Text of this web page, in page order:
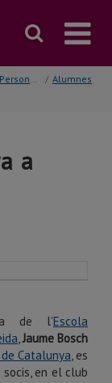
/ Alumnes
a
de l’Escola
,Jaume Bosch
Catalunya, es
socis, en el club